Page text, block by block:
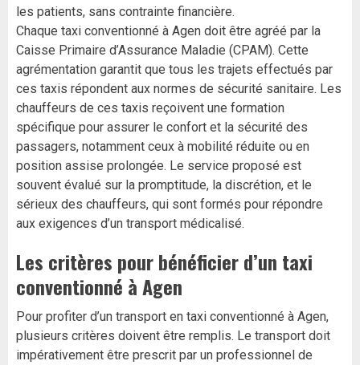
les patients, sans contrainte financière.
Chaque taxi conventionné à Agen doit être agréé par la
Caisse Primaire d’Assurance Maladie (CPAM). Cette
agrémentation garantit que tous les trajets effectués par
ces taxis répondent aux normes de sécurité sanitaire. Les
chauffeurs de ces taxis reçoivent une formation
spécifique pour assurer le confort et la sécurité des
passagers, notamment ceux à mobilité réduite ou en
position assise prolongée. Le service proposé est
souvent évalué sur la promptitude, la discrétion, et le
sérieux des chauffeurs, qui sont formés pour répondre
aux exigences d’un transport médicalisé.
Les critères pour bénéficier d’un taxi
conventionné à Agen
Pour profiter d’un transport en taxi conventionné à Agen,
plusieurs critères doivent être remplis. Le transport doit
impérativement être prescrit par un professionnel de